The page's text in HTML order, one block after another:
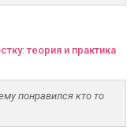
теория и практика
понравился кто то